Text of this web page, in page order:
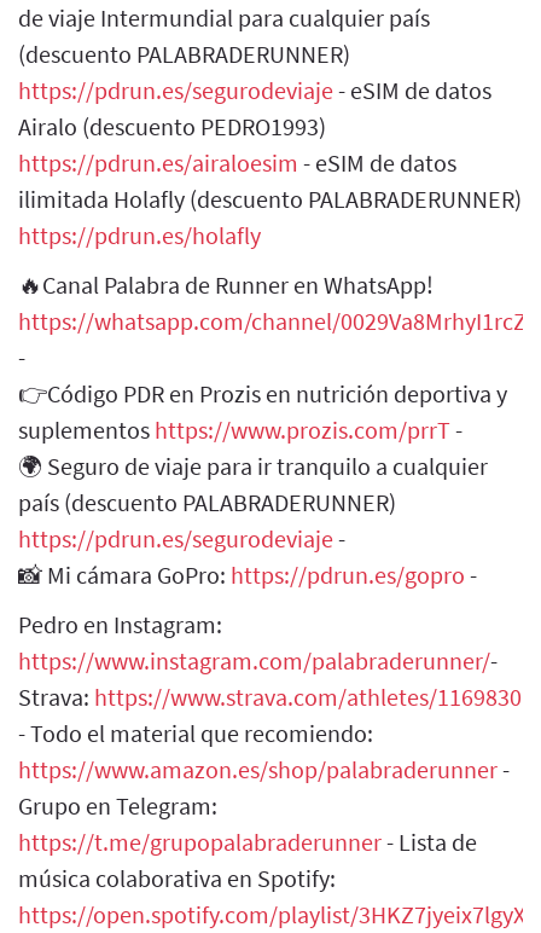
de viaje Intermundial para cualquier país
(descuento PALABRADERUNNER)
https://pdrun.es/segurodeviaje- eSIM de datos
Airalo (descuento PEDRO1993)
https://pdrun.es/airaloesim - eSIM de datos
ilimitada Holafly (descuento PALABRADERUNNER)
https://pdrun.es/holafly
🔥Canal Palabra de Runner en WhatsApp!
https://whatsapp.com/channel/
-
👉Código PDR en Prozis en nutrición deportiva y
suplementos https://www.prozis.com/prrT-
🌍 Seguro de viaje para ir tranquilo a cualquier
país (descuento PALABRADERUNNER)
https://pdrun.es/segurodeviaje-
📸 Mi cámara GoPro: https://pdrun.es/gopro -
Pedro en Instagram:
https://www.instagram.com/palabraderunner/-
Strava: https://www.strava.com/athletes/1169830
- Todo el material que recomiendo:
https://www.amazon.es/shop/palabraderunner-
Grupo en Telegram:
https://t.me/grupopalabraderunner- Lista de
música colaborativa en Spotify:
https://open.spotify.com/playlist/